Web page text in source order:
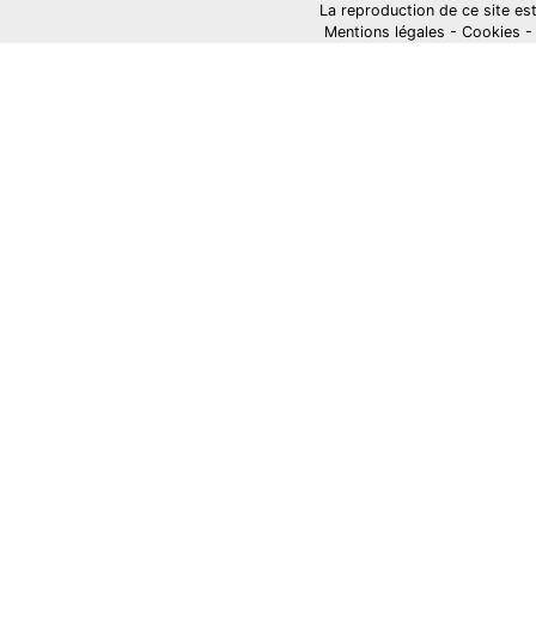
La reproduction de ce site
Mentions légales - Cookies -